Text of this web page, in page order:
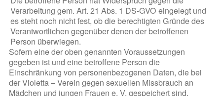
Verarbeitung gem. Art. 21 Abs. 1 DS-GVO eingelegt und
es steht noch nicht fest, ob die berechtigten Gründe des
Verantwortlichen gegenüber denen der betroffenen
Person überwiegen.
Sofern eine der oben genannten Voraussetzungen
gegeben ist und eine betroffene Person die
Einschränkung von personenbezogenen Daten, die bei
der Violetta – Verein gegen sexuellen Missbrauch an
Mädchen und jungen Frauen e. V. gespeichert sind,